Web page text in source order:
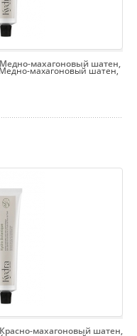
махагоновый шатен,
Медно-махагоновый шатен,
махагоновый шатен,